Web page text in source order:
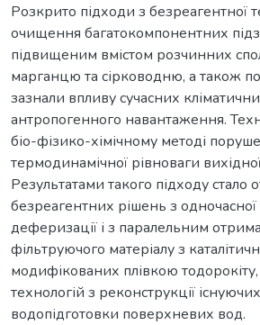
Розкрито підходи з безреагентної
очищення багатокомпонентних
підвищеним вмістом розчинних
марганцю та сірководню, а також
зазнали впливу сучасних
антропогенного навантаження.
біо-фізико-хімічному методі
термодинамічної рівноваги
Результатами такого підходу стало
безреагентних рішень з одночасної
деферизації і з паралельним
фільтруючого матеріалу з
модифікованих плівкою
технологій з реконструкції
водопідготовки поверхневих вод.